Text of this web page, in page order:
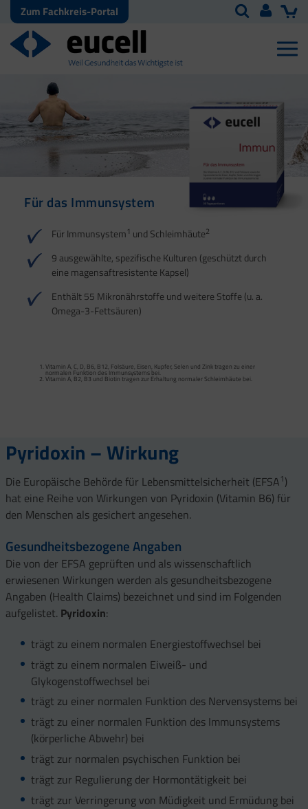
Zum Fachkreis-Portal
Für das Immunsystem
Für Immunsystem1 und Schleimhäute2
9 ausgewählte, spezifische Kulturen (geschützt durch
eine magensaftresistente Kapsel)
Enthält 55 Mikronährstoffe und weitere Stoffe (u. a.
Omega-3-Fettsäuren)
Vitamin A, C, D, B6, B12, Folsäure, Eisen, Kupfer, Selen und Zink tragen zu einer
normalen Funktion des Immunsystems bei.
Vitamin A, B2, B3 und Biotin tragen zur Erhaltung normaler Schleimhäute bei.
Für Haut, Haare und
4
Vitamin A, Beta-Carotin, Vitamine B2, B3, Biotin und Zink tragen zur Erhaltung
Für Ihre natürliche
normalen Stoffwechsel von Makronährstoffen bei.
Vitamin B2 und Biotin tragen zur Erhaltung normaler Schleimhäute (einschließlich
Darmschleimhaut) bei.
Vitamin D und Zink tragen zur normalen Funktion des Immunsystems bei.
Pyridoxin – Wirkung
Die Europäische Behörde für Lebensmittelsicherheit (EFSA1)
hat eine Reihe von Wirkungen von Pyridoxin (Vitamin B6) für
den Menschen als gesichert angesehen.
Gesundheitsbezogene Angaben
Die von der EFSA geprüften und als wissenschaftlich
erwiesenen Wirkungen werden als gesundheitsbezogene
Angaben (Health Claims) bezeichnet und sind im Folgenden
aufgelistet. Pyridoxin:
trägt zu einem normalen Energiestoffwechsel bei
trägt zu einem normalen Eiweiß- und
Glykogenstoffwechsel bei
trägt zu einer normalen Funktion des Nervensystems bei
trägt zu einer normalen Funktion des Immunsystems
(körperliche Abwehr) bei
trägt zur normalen psychischen Funktion bei
trägt zur Regulierung der Hormontätigkeit bei
trägt zur Verringerung von Müdigkeit und Ermüdung bei